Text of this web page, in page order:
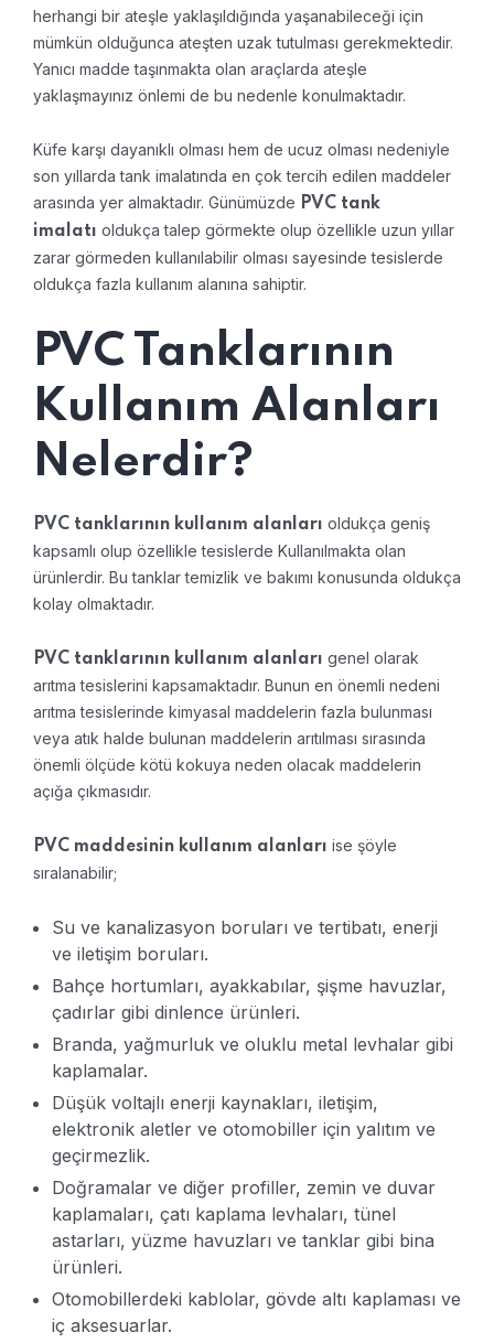
herhangi bir ateşle yaklaşıldığında yaşanabileceği için
mümkün olduğunca ateşten uzak tutulması gerekmektedir.
Yanıcı madde taşınmakta olan araçlarda ateşle
yaklaşmayınız önlemi de bu nedenle konulmaktadır.
Küfe karşı dayanıklı olması hem de ucuz olması nedeniyle
son yıllarda tank imalatında en çok tercih edilen maddeler
arasında yer almaktadır. Günümüzde PVC tank
imalatı oldukça talep görmekte olup özellikle uzun yıllar
zarar görmeden kullanılabilir olması sayesinde tesislerde
oldukça fazla kullanım alanına sahiptir.
PVC Tanklarının
Kullanım Alanları
Nelerdir?
PVC tanklarının kullanım alanları oldukça geniş
kapsamlı olup özellikle tesislerde Kullanılmakta olan
ürünlerdir. Bu tanklar temizlik ve bakımı konusunda oldukça
kolay olmaktadır.
PVC tanklarının kullanım alanları genel olarak
arıtma tesislerini kapsamaktadır. Bunun en önemli nedeni
arıtma tesislerinde kimyasal maddelerin fazla bulunması
veya atık halde bulunan maddelerin arıtılması sırasında
önemli ölçüde kötü kokuya neden olacak maddelerin
açığa çıkmasıdır.
PVC maddesinin kullanım alanları ise şöyle
sıralanabilir;
Su ve kanalizasyon boruları ve tertibatı, enerji
ve iletişim boruları.
Bahçe hortumları, ayakkabılar, şişme havuzlar,
çadırlar gibi dinlence ürünleri.
Branda, yağmurluk ve oluklu metal levhalar gibi
kaplamalar.
Düşük voltajlı enerji kaynakları, iletişim,
elektronik aletler ve otomobiller için yalıtım ve
geçirmezlik.
Doğramalar ve diğer profiller, zemin ve duvar
kaplamaları, çatı kaplama levhaları, tünel
astarları, yüzme havuzları ve tanklar gibi bina
ürünleri.
Otomobillerdeki kablolar, gövde altı kaplaması ve
iç aksesuarlar.